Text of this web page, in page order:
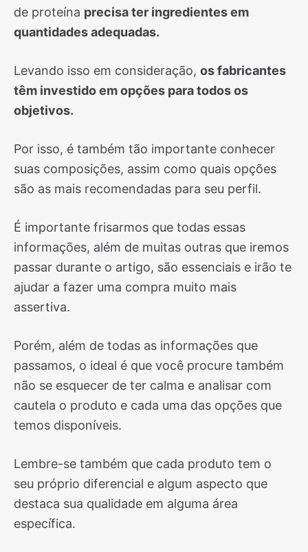
de proteína precisa ter ingredientes em
quantidades adequadas.
Levando isso em consideração, os fabricantes
têm investido em opções para todos os
objetivos.
Por isso, é também tão importante conhecer
suas composições, assim como quais opções
são as mais recomendadas para seu perfil.
É importante frisarmos que todas essas
informações, além de muitas outras que iremos
passar durante o artigo, são essenciais e irão te
ajudar a fazer uma compra muito mais
assertiva.
Porém, além de todas as informações que
passamos, o ideal é que você procure também
não se esquecer de ter calma e analisar com
cautela o produto e cada uma das opções que
temos disponíveis.
Lembre-se também que cada produto tem o
seu próprio diferencial e algum aspecto que
destaca sua qualidade em alguma área
específica.